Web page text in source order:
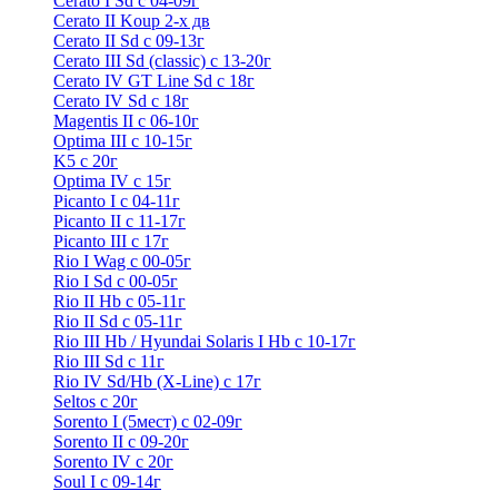
Cerato II Koup 2-х дв
Cerato II Sd c 09-13г
Cerato III Sd (classic) с 13-20г
Cerato IV GT Line Sd с 18г
Cerato IV Sd с 18г
Magentis II с 06-10г
Optima III с 10-15г
K5 с 20г
Optima IV с 15г
Picanto I с 04-11г
Picanto II c 11-17г
Picanto III c 17г
Rio I Wag c 00-05г
Rio I Sd с 00-05г
Rio II Hb с 05-11г
Rio II Sd с 05-11г
Rio III Hb / Hyundai Solaris I Hb с 10-17г
Rio III Sd c 11г
Rio IV Sd/Hb (X-Line) с 17г
Seltos с 20г
Sorento I (5мест) с 02-09г
Sorento II c 09-20г
Sorento IV с 20г
Soul I с 09-14г